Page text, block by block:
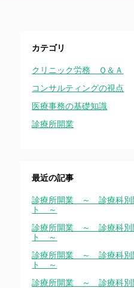
カテゴリ
クリニック労務 Ｑ＆Ａ
コンサルティングの視点
医療事務の基礎知識
診療所開業
最近の記事
診療所開業 ～ 診療科別
ト ～
診療所開業 ～ 診療科別
ト ～
診療所開業 ～ 診療科別
ト ～
診療所開業 ～ 診療科別